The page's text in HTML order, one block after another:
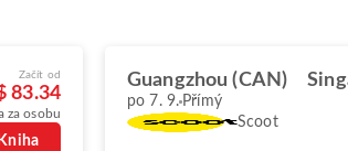
Začít od
83.34
za osobu
Kniha
Guangzhou (CAN)
po 7. 9. Přímý
Scoot